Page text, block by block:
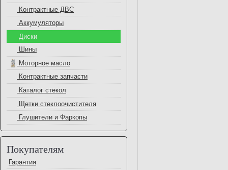
Контрактные ДВС
Аккумуляторы
Диски
Шины
Моторное масло
Контрактные запчасти
Каталог стекол
Щетки стеклоочистителя
Глушители и Фаркопы
Покупателям
Гарантия